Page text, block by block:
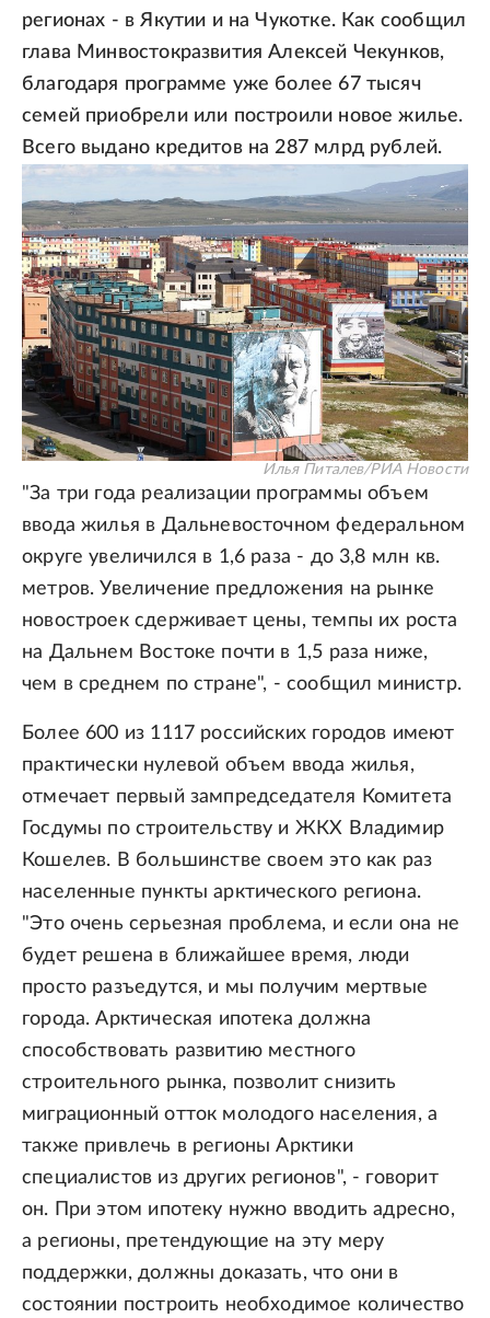
регионах - в Якутии и на Чукотке. Как сообщил
глава Минвостокразвития Алексей Чекунков,
благодаря программе уже более 67 тысяч
семей приобрели или построили новое жилье.
Всего выдано кредитов на 287 млрд рублей.
Илья Питалев/РИА Новости
"За три года реализации программы объем
ввода жилья в Дальневосточном федеральном
округе увеличился в 1,6 раза - до 3,8 млн кв.
метров. Увеличение предложения на рынке
новостроек сдерживает цены, темпы их роста
на Дальнем Востоке почти в 1,5 раза ниже,
чем в среднем по стране", - сообщил министр.
Более 600 из 1117 российских городов имеют
практически нулевой объем ввода жилья,
отмечает первый зампредседателя Комитета
Госдумы по строительству и ЖКХ Владимир
Кошелев. В большинстве своем это как раз
населенные пункты арктического региона.
"Это очень серьезная проблема, и если она не
будет решена в ближайшее время, люди
просто разъедутся, и мы получим мертвые
города. Арктическая ипотека должна
способствовать развитию местного
строительного рынка, позволит снизить
миграционный отток молодого населения, а
также привлечь в регионы Арктики
специалистов из других регионов", - говорит
он. При этом ипотеку нужно вводить адресно,
а регионы, претендующие на эту меру
поддержки, должны доказать, что они в
состоянии построить необходимое количество